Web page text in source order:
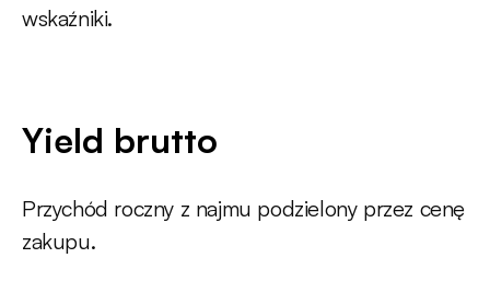
wskaźniki.
Yield brutto
Przychód roczny z najmu podzielony przez cenę
zakupu.